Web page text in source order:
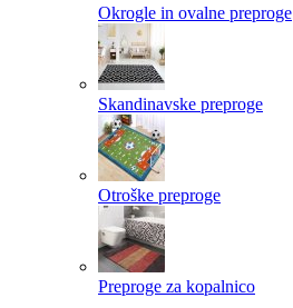
Okrogle in ovalne preproge
Skandinavske preproge
Otroške preproge
Preproge za kopalnico